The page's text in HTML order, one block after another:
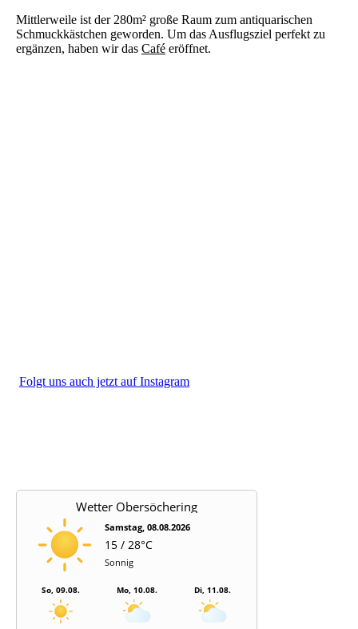
Mittlerweile ist der 280m² große Raum zum antiquarischen
Schmuckkästchen geworden. Um das Ausflugsziel perfekt zu
ergänzen, haben wir das Café eröffnet.
Folgt uns auch jetzt auf Instagram